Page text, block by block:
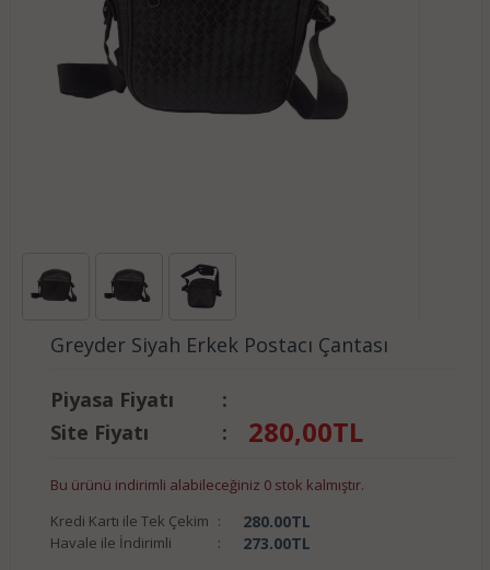
Greyder Siyah Erkek Postacı Çantası
Piyasa Fiyatı
:
Site Fiyatı
: 280,00TL
Bu ürünü indirimli alabileceğiniz 0 stok kalmıştır.
Kredi Kartı ile Tek Çekim : 280.00TL
Havale ile İndirimli : 273.00TL